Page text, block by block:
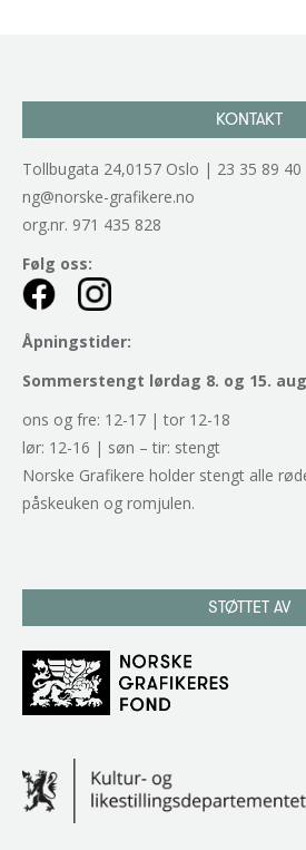
KONTAKT
Tollbugata 24,0157 Oslo | 23 35 89 40
ng@norske-grafikere.no
org.nr. 971 435 828
Følg oss:
Åpningstider:
Sommerstengt lørdag 8. og 15.
ons og fre: 12-17 | tor 12-18
lør: 12-16 | søn – tir: stengt
Norske Grafikere holder stengt alle
påskeuken og romjulen.
STØTTET AV